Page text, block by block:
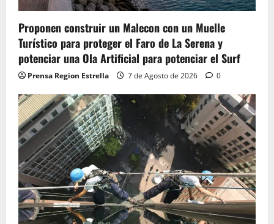
Proponen construir un Malecon con un Muelle
Turístico para proteger el Faro de La Serena y
potenciar una Ola Artificial para potenciar el Surf
Prensa Region Estrella 7 de Agosto de 2026 0